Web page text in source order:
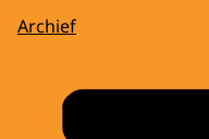
Archief